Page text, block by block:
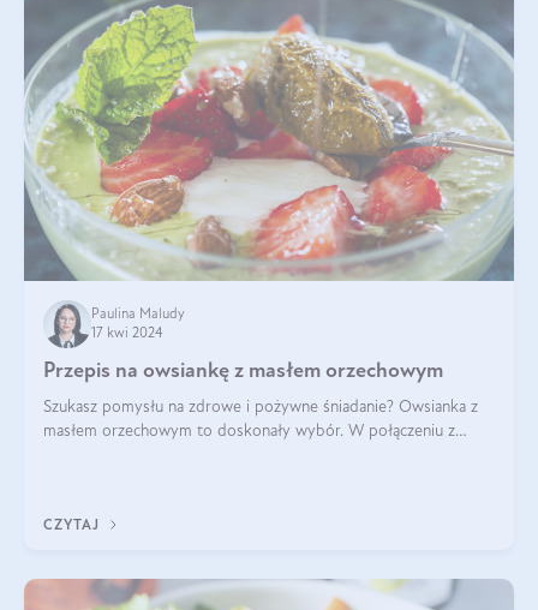
Paulina Maludy
17 kwi 2024
Przepis na owsiankę z masłem orzechowym
Szukasz pomysłu na zdrowe i pożywne śniadanie? Owsianka z
masłem orzechowym to doskonały wybór. W połączeniu z
CZYTAJ